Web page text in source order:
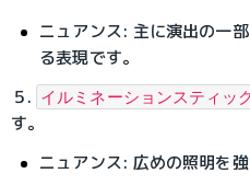
ニュアンス: 主に演出の一
る表現です。
５. イルミネーションスティッ
す。
ニュアンス: 広めの照明を強